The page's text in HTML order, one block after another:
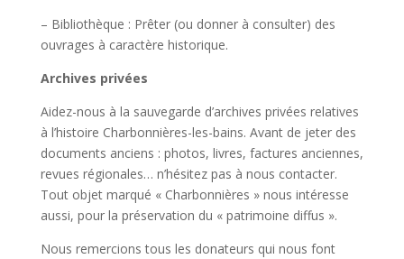
– Bibliothèque : Prêter (ou donner à consulter) des
ouvrages à caractère historique.
Archives privées
Aidez-nous à la sauvegarde d’archives privées relatives
à l’histoire Charbonnières-les-bains. Avant de jeter des
documents anciens : photos, livres, factures anciennes,
revues régionales… n’hésitez pas à nous contacter.
Tout objet marqué « Charbonnières » nous intéresse
aussi, pour la préservation du « patrimoine diffus ».
Nous remercions tous les donateurs qui nous font